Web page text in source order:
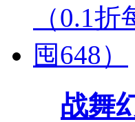
战舞